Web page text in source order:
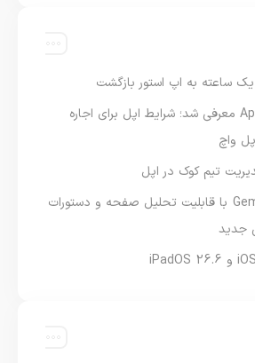
ساعته به اپ استور بازگشت
برنامه Apple Upgrade معرفی شد؛ شرایط اپل برای اجاره
واچ
نسخه مک گوگل Gemini با قابلیت تحلیل صفحه و دستورات
جدید